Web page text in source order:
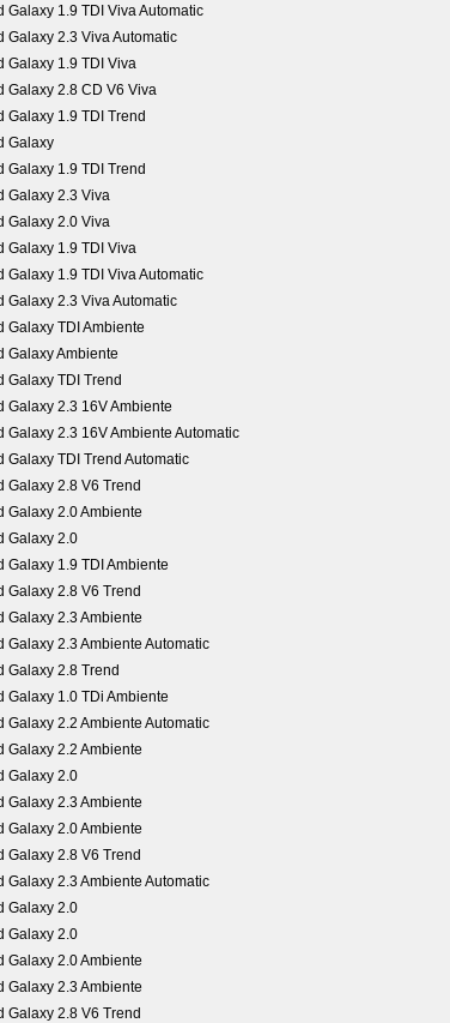
Galaxy 1.9 TDI Viva Automatic
Galaxy 2.3 Viva Automatic
Galaxy 1.9 TDI Viva
Galaxy 2.8 CD V6 Viva
Galaxy 1.9 TDI Trend
Galaxy
Galaxy 1.9 TDI Trend
Galaxy 2.3 Viva
Galaxy 2.0 Viva
Galaxy 1.9 TDI Viva
Galaxy 1.9 TDI Viva Automatic
Galaxy 2.3 Viva Automatic
Galaxy TDI Ambiente
Galaxy Ambiente
Galaxy TDI Trend
Galaxy 2.3 16V Ambiente
Galaxy 2.3 16V Ambiente Automatic
Galaxy TDI Trend Automatic
Galaxy 2.8 V6 Trend
Galaxy 2.0 Ambiente
Galaxy 2.0
Galaxy 1.9 TDI Ambiente
Galaxy 2.8 V6 Trend
Galaxy 2.3 Ambiente
Galaxy 2.3 Ambiente Automatic
Galaxy 2.8 Trend
Galaxy 1.0 TDi Ambiente
Galaxy 2.2 Ambiente Automatic
Galaxy 2.2 Ambiente
Galaxy 2.0
Galaxy 2.3 Ambiente
Galaxy 2.0 Ambiente
Galaxy 2.8 V6 Trend
Galaxy 2.3 Ambiente Automatic
Galaxy 2.0
Galaxy 2.0
Galaxy 2.0 Ambiente
Galaxy 2.3 Ambiente
Galaxy 2.8 V6 Trend